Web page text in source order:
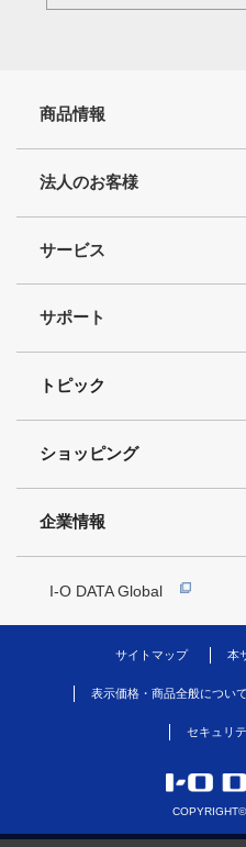
商品情報
法人のお客様
サービス
サポート
トピック
ショッピング
企業情報
I-O DATA Global
サイトマップ 本
表示価格・商品全般について
セキュリ